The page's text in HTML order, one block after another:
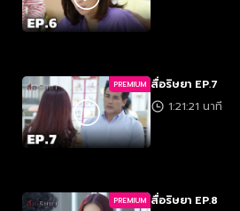
PREMIUM สื่อริษยา EP.7
1:21:21 นาที
PREMIUM สื่อริษยา EP.8